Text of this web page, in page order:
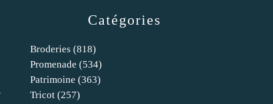
Catégories
Broderies (818)
Promenade (534)
Patrimoine (363)
Tricot (257)